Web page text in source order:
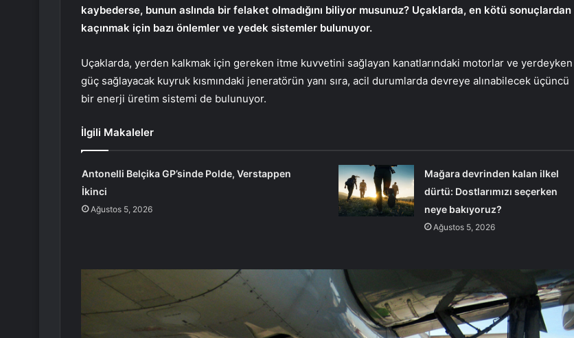
kaybederse, bunun aslında bir felaket olmadığını biliyor musunuz? Uçaklarda, en kötü sonuçlardan
kaçınmak için bazı önlemler ve yedek sistemler bulunuyor.
Uçaklarda, yerden kalkmak için gereken itme kuvvetini sağlayan kanatlarındaki motorlar ve yerdeyken
güç sağlayacak kuyruk kısmındaki jeneratörün yanı sıra, acil durumlarda devreye alınabilecek üçüncü
bir enerji üretim sistemi de bulunuyor.
İlgili Makaleler
Antonelli Belçika GP’sinde Polde, Verstappen
İkinci
Ağustos 5, 2026
Mağara devrinden kalan ilkel
dürtü: Dostlarımızı seçerken
neye bakıyoruz?
Ağustos 5, 2026